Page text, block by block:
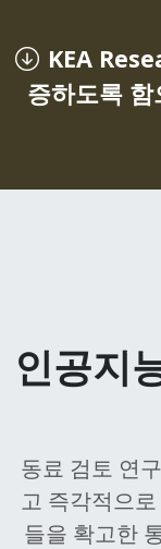
KEA
증하도록
인공지
동료 검토 연
고 즉각적으
들을 확고한